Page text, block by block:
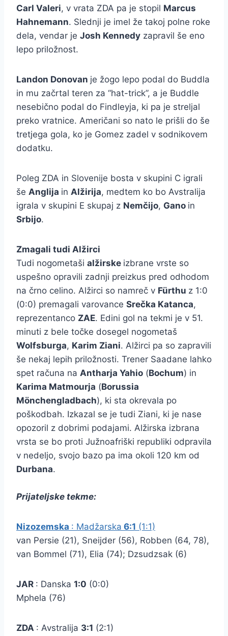
Carl Valeri, v vrata ZDA pa je stopil Marcus
Hahnemann. Slednji je imel že takoj polne roke
dela, vendar je Josh Kennedy zapravil še eno
lepo priložnost.
Landon Donovan je žogo lepo podal do Buddla
in mu začrtal teren za “hat-trick”, a je Buddle
nesebično podal do Findleyja, ki pa je streljal
preko vratnice. Američani so nato le prišli do še
tretjega gola, ko je Gomez zadel v sodnikovem
dodatku.
Poleg ZDA in Slovenije bosta v skupini C igrali
še Anglija in Alžirija, medtem ko bo Avstralija
igrala v skupini E skupaj z Nemčijo, Gano in
Srbijo.
Zmagali tudi Alžirci
Tudi nogometaši alžirske izbrane vrste so
uspešno opravili zadnji preizkus pred odhodom
na črno celino. Alžirci so namreč v Fürthu z 1:0
(0:0) premagali varovance Srečka Katanca,
reprezentanco ZAE. Edini gol na tekmi je v 51.
minuti z bele točke dosegel nogometaš
Wolfsburga, Karim Ziani. Alžirci pa so zapravili
še nekaj lepih priložnosti. Trener Saadane lahko
spet računa na Antharja Yahio (Bochum) in
Karima Matmourja (Borussia
Mönchengladbach), ki sta okrevala po
poškodbah. Izkazal se je tudi Ziani, ki je nase
opozoril z dobrimi podajami. Alžirska izbrana
vrsta se bo proti Južnoafriški republiki odpravila
v nedeljo, svojo bazo pa ima okoli 120 km od
Durbana.
Prijateljske tekme:
Nizozemska : Madžarska 6:1 (1:1)
van Persie (21), Sneijder (56), Robben (64, 78),
van Bommel (71), Elia (74); Dzsudzsak (6)
JAR : Danska 1:0 (0:0)
Mphela (76)
ZDA : Avstralija 3:1 (2:1)